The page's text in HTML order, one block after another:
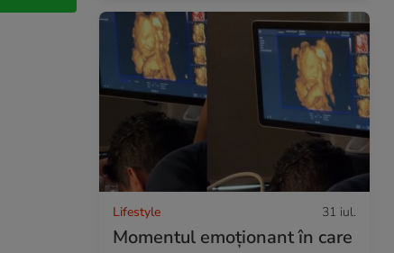
Lifestyle 31 iul.
Momentul emoționant în care